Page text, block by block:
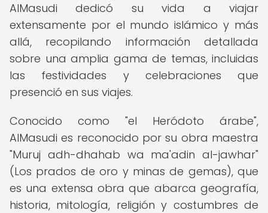
AlMasudi dedicó su vida a viajar
extensamente por el mundo islámico y más
allá, recopilando información detallada
sobre una amplia gama de temas, incluidas
las festividades y celebraciones que
presenció en sus viajes.
Conocido como "el Heródoto árabe",
AlMasudi es reconocido por su obra maestra
"Muruj adh-dhahab wa ma'adin al-jawhar"
(Los prados de oro y minas de gemas), que
es una extensa obra que abarca geografía,
historia, mitología, religión y costumbres de